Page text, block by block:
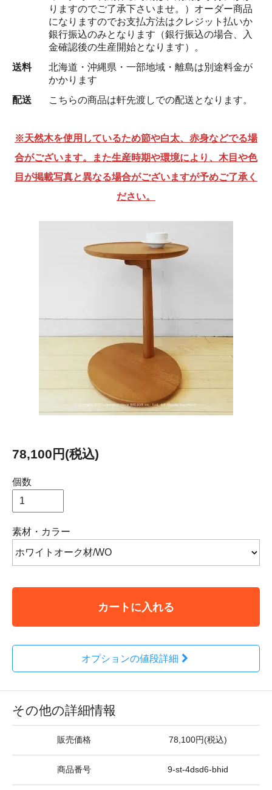
りますのでご了承下さいませ。）オーダー商品
になりますのでお支払方法はクレジット払いか
銀行振込のみとなります（銀行振込の場合、入
金確認後の生産開始となります）。
送料
北海道・沖縄県・一部地域・離島は別途料金が
かかります
配送
こちらの商品は軒先渡しでの配送となります。
※天然木を使用しているため節や白太、赤身などでる場
合がございます。また生産時期や環境により、木目や色
目が掲載写真と異なる場合がございますが予めご了承く
ださい。
78,100円(税込)
個数
素材・カラー
カートに入れる
オプションの値段詳細
その他の詳細情報
販売価格 78,100円(税込)
商品番号 9-st-4dsd6-bhid